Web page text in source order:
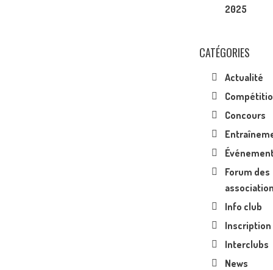
2025
CATÉGORIES
Actualité
Concours
Forum des
Info club
Inscription
Interclubs
News